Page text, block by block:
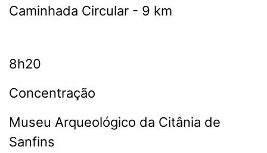
Caminhada Circular - 9 km
8h20
Concentração
Museu Arqueológico da Citânia de
Sanfins